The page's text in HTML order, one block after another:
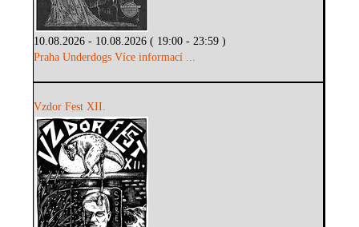
10.08.2026 - 10.08.2026 ( 19:00 - 23:59 )
Praha Underdogs Více informací ...
Vzdor Fest XII.